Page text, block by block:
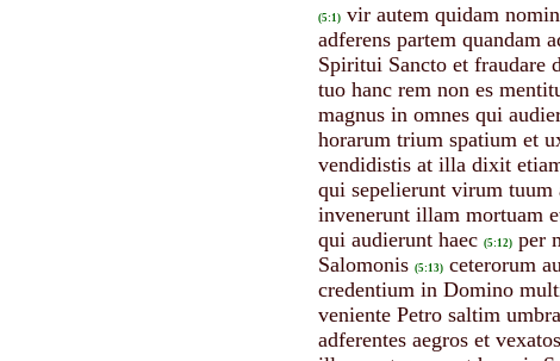
(5:1) vir autem quidam
adferens partem quandam
Spiritui Sancto et fraudare
tuo hanc rem non es
magnus in omnes qui
horarum trium spatium et
vendidistis at illa dixit
qui sepelierunt virum tuum
invenerunt illam mortuam
qui audierunt haec (5:12) per
Salomonis (5:13) ceterorum
credentium in Domino
veniente Petro saltim
adferentes aegros et